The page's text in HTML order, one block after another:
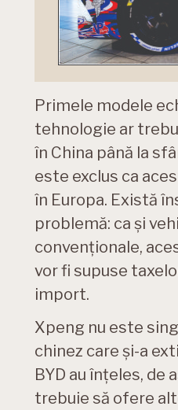
Primele modele
tehnologie ar
în China până la
este exclus ca
în Europa. Există
problemă: ca și
convenționale,
vor fi supuse
import.
Xpeng nu este
chinez care și-a
BYD au înțeles, de
trebuie să ofere